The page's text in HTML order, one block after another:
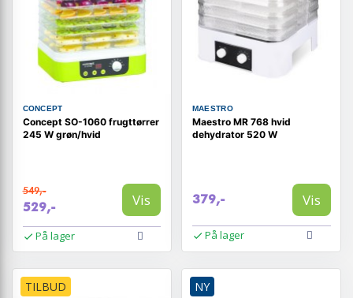
CONCEPT
Concept SO-1060 frugttørrer
245 W grøn/hvid
549,-
529,- Vis
På lager
MAESTRO
Maestro MR 768 hvid
dehydrator 520 W
379,- Vis
På lager
TILBUD NY